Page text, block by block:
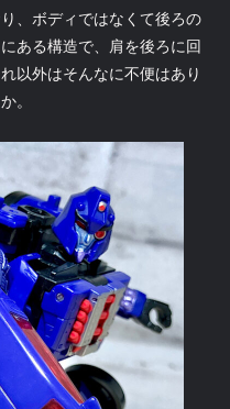
、ボディではなくて後ろの
ある構造で、肩を後ろに回
以外はそんなに不便はあり
。